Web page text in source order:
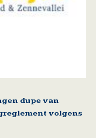
dupe van
volgens